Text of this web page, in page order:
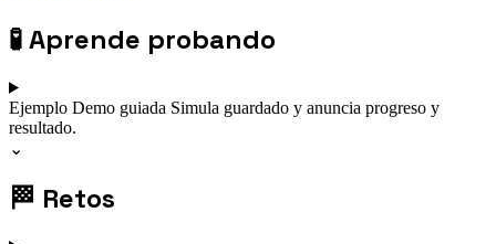
🧪Aprende probando
Ejemplo Demo guiada Simula guardado y anuncia progreso y
resultado.
⌄
🏁 Retos